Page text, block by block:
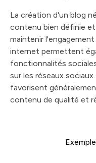
La création d'un blog
contenu bien définie
maintenir
internet permettent
fonctionnalités
sur les réseaux
favorisent
contenu de qualité et